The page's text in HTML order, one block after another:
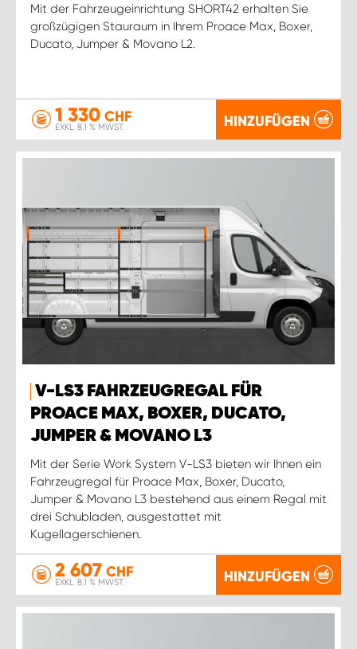
Mit der Fahrzeugeinrichtung SHORT42 erhalten Sie
großzügigen Stauraum in Ihrem Proace Max, Boxer,
Ducato, Jumper & Movano L2.
1 330 CHF
EXKL. 8.1 % MWST. HINZUFÜGEN
V-LS3 FAHRZEUGREGAL FÜR
PROACE MAX, BOXER, DUCATO,
JUMPER & MOVANO L3
Mit der Serie Work System V-LS3 bieten wir Ihnen ein
Fahrzeugregal für Proace Max, Boxer, Ducato,
Jumper & Movano L3 bestehend aus einem Regal mit
drei Schubladen, ausgestattet mit
Kugellagerschienen.
2 607 CHF
EXKL. 8.1 % MWST. HINZUFÜGEN